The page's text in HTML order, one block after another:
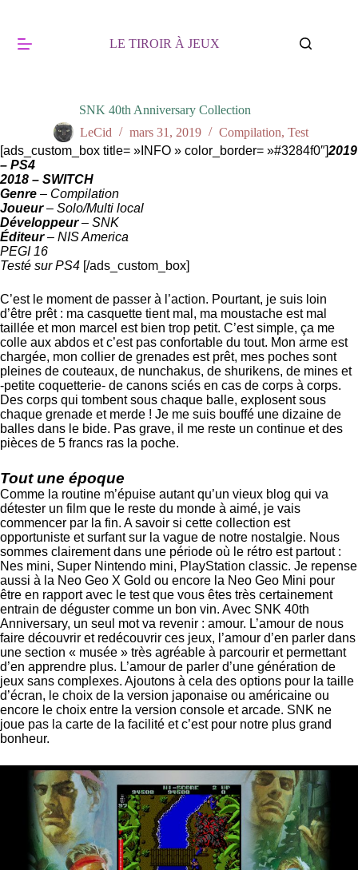
LE TIROIR À JEUX
SNK 40th Anniversary Collection
LeCid
mars 31, 2019 Compilation, Test
[ads_custom_box title= »INFO » color_border= »#3284f0″]2019
– PS4
2018 – SWITCH
Genre – Compilation
Joueur– Solo/Multi local
Développeur– SNK
Éditeur– NIS America
PEGI 16
Testé sur PS4 [/ads_custom_box]
C’est le moment de passer à l’action. Pourtant, je suis loin
d’être prêt : ma casquette tient mal, ma moustache est mal
taillée et mon marcel est bien trop petit. C’est simple, ça me
colle aux abdos et c’est pas confortable du tout. Mon arme est
chargée, mon collier de grenades est prêt, mes poches sont
pleines de couteaux, de nunchakus, de shurikens, de mines et
-petite coquetterie- de canons sciés en cas de corps à corps.
Des corps qui tombent sous chaque balle, explosent sous
chaque grenade et merde ! Je me suis bouffé une dizaine de
balles dans le bide. Pas grave, il me reste un continue et des
pièces de 5 francs ras la poche.
Tout une époque
Comme la routine m’épuise autant qu’un vieux blog qui va
détester un film que le reste du monde à aimé, je vais
commencer par la fin. A savoir si cette collection est
opportuniste et surfant sur la vague de notre nostalgie. Nous
sommes clairement dans une période où le rétro est partout :
Nes mini, Super Nintendo mini, PlayStation classic. Je repense
aussi à la Neo Geo X Gold ou encore la Neo Geo Mini pour
être en rapport avec le test que vous êtes très certainement
entrain de déguster comme un bon vin. Avec SNK 40th
Anniversary, un seul mot va revenir : amour. L’amour de nous
faire découvrir et redécouvrir ces jeux, l’amour d’en parler dans
une section « musée » très agréable à parcourir et permettant
d’en apprendre plus. L’amour de parler d’une génération de
jeux sans complexes. Ajoutons à cela des options pour la taille
d’écran, le choix de la version japonaise ou américaine ou
encore le choix entre la version console et arcade. SNK ne
joue pas la carte de la facilité et c’est pour notre plus grand
bonheur.